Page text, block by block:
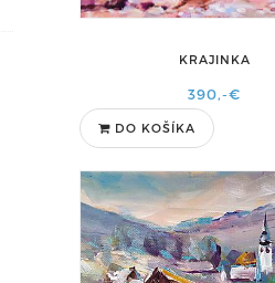
KRAJINKA
390,-€
DO KOŠÍKA